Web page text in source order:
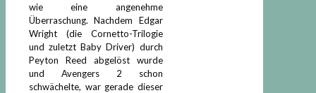
wie eine angenehme
Überraschung. Nachdem Edgar
Wright (die Cornetto-Trilogie
und zuletzt Baby Driver) durch
Peyton Reed abgelöst wurde
und Avengers 2 schon
schwächelte, war gerade dieser